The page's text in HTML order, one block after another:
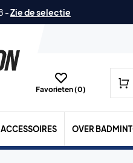
-Zie de selectie
Favorieten (0)
ACCESSOIRES OVER